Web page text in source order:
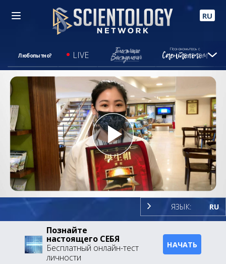
RU
Любопытно? LIVE
Play
Video
ЯЗЫК: RU
Познайте
настоящего СЕБЯ
Бесплатный онлайн-тест
личности
НАЧАТЬ